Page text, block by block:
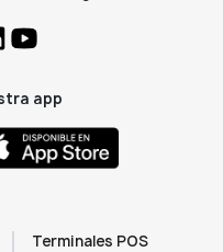
app
Terminales POS